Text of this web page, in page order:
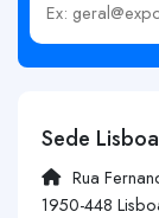
Insira o seu
Sede Lisboa
Rua
1950-448